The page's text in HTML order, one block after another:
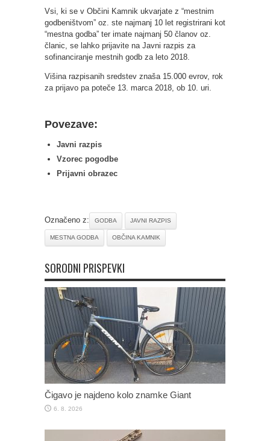
Vsi, ki se v Občini Kamnik ukvarjate z “mestnim
godbeništvom” oz. ste najmanj 10 let registrirani kot
“mestna godba” ter imate najmanj 50 članov oz.
članic, se lahko prijavite na Javni razpis za
sofinanciranje mestnih godb za leto 2018.
Višina razpisanih sredstev znaša 15.000 evrov, rok
za prijavo pa poteče 13. marca 2018, ob 10. uri.
Povezave:
Javni razpis
Vzorec pogodbe
Prijavni obrazec
Označeno z: GODBA JAVNI RAZPIS
MESTNA GODBA OBČINA KAMNIK
SORODNI PRISPEVKI
Čigavo je najdeno kolo znamke Giant
6. 8. 2026